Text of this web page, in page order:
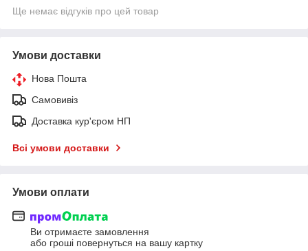
Ще немає відгуків про цей товар
Умови доставки
Нова Пошта
Самовивіз
Доставка кур'єром НП
Всі умови доставки
Умови оплати
Ви отримаєте замовлення
або гроші повернуться на вашу картку